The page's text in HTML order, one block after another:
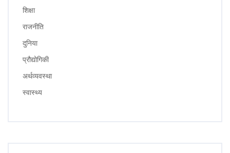
शिक्षा
राजनीति
दुनिया
प्रौद्योगिकी
अर्थव्यवस्था
स्वास्थ्य